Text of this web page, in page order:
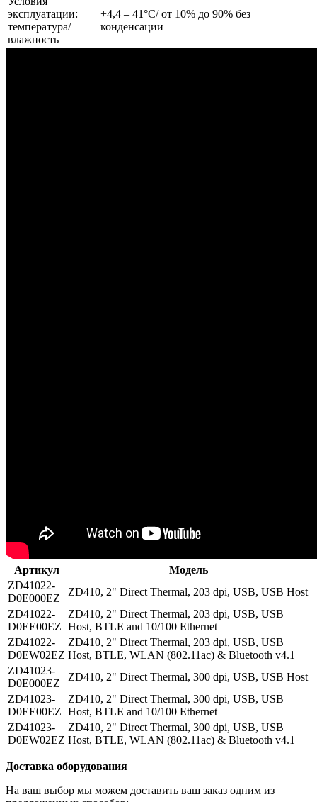
эксплуатации:
температура/
влажность
+4,4 – 41°C/ от 10% до 90% без
конденсации
Артикул
Модель
ZD41022-
D0E000EZ
ZD410, 2" Direct Thermal, 203 dpi, USB, USB Host
ZD41022-
D0EE00EZ
ZD410, 2" Direct Thermal, 203 dpi, USB, USB
Host, BTLE and 10/100 Ethernet
ZD41022-
D0EW02EZ
ZD410, 2" Direct Thermal, 203 dpi, USB, USB
Host, BTLE, WLAN (802.11ac) & Bluetooth v4.1
ZD41023-
D0E000EZ
ZD410, 2" Direct Thermal, 300 dpi, USB, USB Host
ZD41023-
D0EE00EZ
ZD410, 2" Direct Thermal, 300 dpi, USB, USB
Host, BTLE and 10/100 Ethernet
ZD41023-
D0EW02EZ
ZD410, 2" Direct Thermal, 300 dpi, USB, USB
Host, BTLE, WLAN (802.11ac) & Bluetooth v4.1
Доставка оборудования
На ваш выбор мы можем доставить ваш заказ одним из